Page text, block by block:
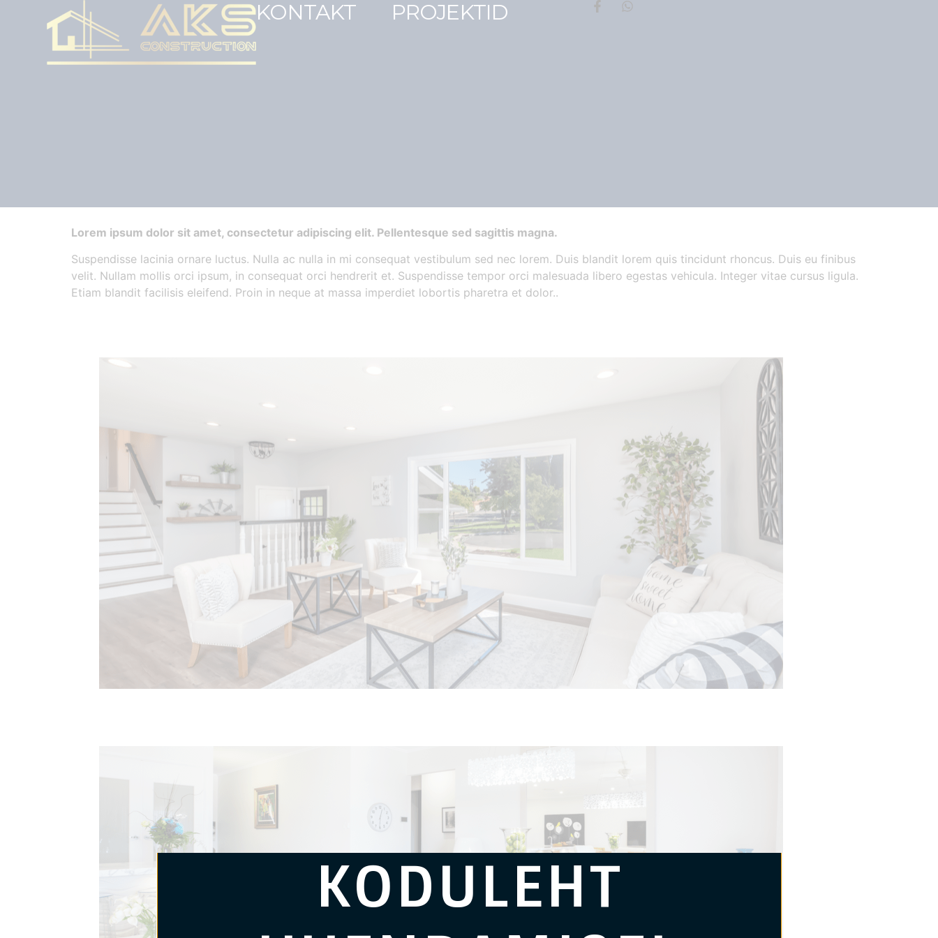
KONTAKT PROJEKTID
Lorem ipsum dolor sit amet, consectetur adipiscing elit. Pellentesque sed sagittis magna.
Suspendisse lacinia ornare luctus. Nulla ac nulla in mi consequat vestibulum sed nec lorem. Duis blandit lorem quis tincidunt rhoncus. Duis eu finibus
velit. Nullam mollis orci ipsum, in consequat orci hendrerit et. Suspendisse tempor orci malesuada libero egestas vehicula. Integer vitae cursus ligula.
Etiam blandit facilisis eleifend. Proin in neque at massa imperdiet lobortis pharetra et dolor..
KODULEHT